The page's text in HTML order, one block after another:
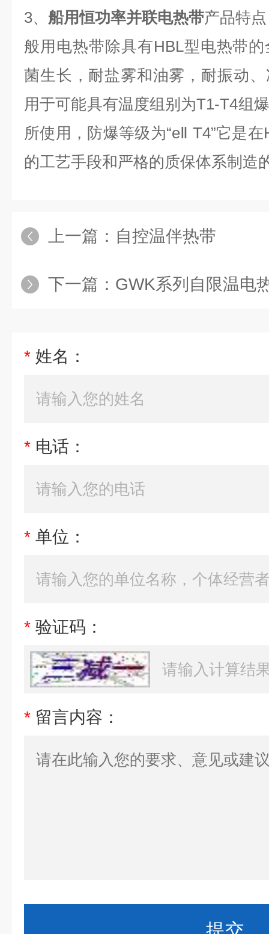
3、 船用恒功率并联电热带产品特
般用电热带除具有HBL型电热带
菌生长，耐盐雾和油雾，耐振动
用于可能具有温度组别为T1-T4组
所使用，防爆等级为“eⅡ T4”它是
的工艺手段和严格的质保体系制造
上一篇： 自控温伴热带
下一篇： GWK系列自限温电
* 姓名：
* 电话：
* 单位：
* 验证码：
* 留言内容：